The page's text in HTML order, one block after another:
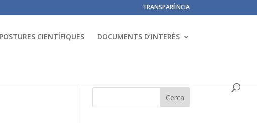
TRANSPARÈNCIA
POSTURES CIENTÍFIQUES DOCUMENTS D’INTERÈS